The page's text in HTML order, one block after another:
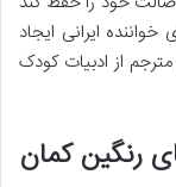
ایرانی ایجاد
از ادبیات کودک
رنگین کمان